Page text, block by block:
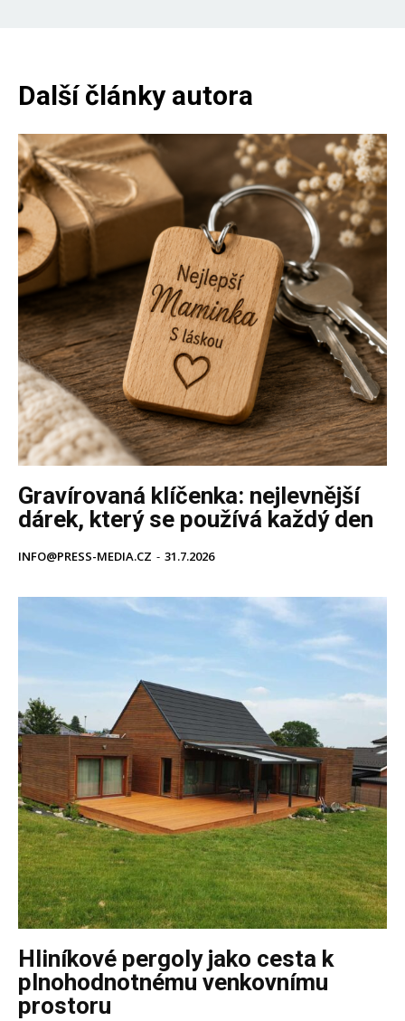
Další články autora
Gravírovaná klíčenka: nejlevnější
dárek, který se používá každý den
INFO@PRESS-MEDIA.CZ - 31.7.2026
Hliníkové pergoly jako cesta k
plnohodnotnému venkovnímu
prostoru